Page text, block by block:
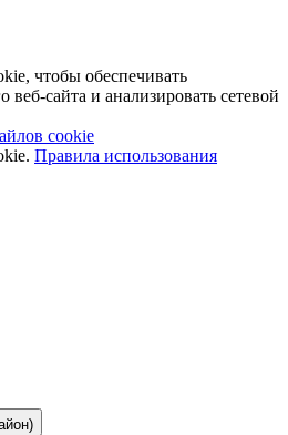
чтобы обеспечивать
сайта и анализировать сетевой
cookie
Правила использования